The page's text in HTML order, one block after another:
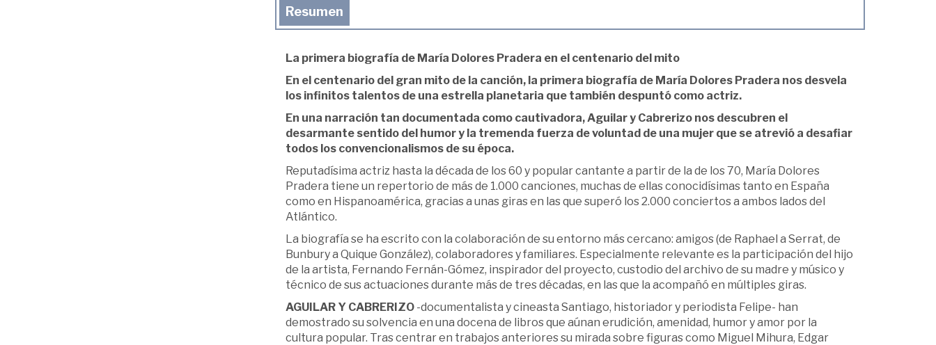
Resumen
La primera biografía de María Dolores Pradera en el centenario del mito
En el centenario del gran mito de la canción, la primera biografía de María Dolores Pradera nos desvela
los infinitos talentos de una estrella planetaria que también despuntó como actriz.
En una narración tan documentada como cautivadora, Aguilar y Cabrerizo nos descubren el
desarmante sentido del humor y la tremenda fuerza de voluntad de una mujer que se atrevió a desafiar
todos los convencionalismos de su época.
Reputadísima actriz hasta la década de los 60 y popular cantante a partir de la de los 70, María Dolores
Pradera tiene un repertorio de más de 1.000 canciones, muchas de ellas conocidísimas tanto en España
como en Hispanoamérica, gracias a unas giras en las que superó los 2.000 conciertos a ambos lados del
Atlántico.
La biografía se ha escrito con la colaboración de su entorno más cercano: amigos (de Raphael a Serrat, de
Bunbury a Quique González), colaboradores y familiares. Especialmente relevante es la participación del hijo
de la artista, Fernando Fernán-Gómez, inspirador del proyecto, custodio del archivo de su madre y músico y
técnico de sus actuaciones durante más de tres décadas, en las que la acompañó en múltiples giras.
AGUILAR Y CABRERIZO -documentalista y cineasta Santiago, historiador y periodista Felipe- han
demostrado su solvencia en una docena de libros que aúnan erudición, amenidad, humor y amor por la
cultura popular. Tras centrar en trabajos anteriores su mirada sobre figuras como Miguel Mihura, Edgar